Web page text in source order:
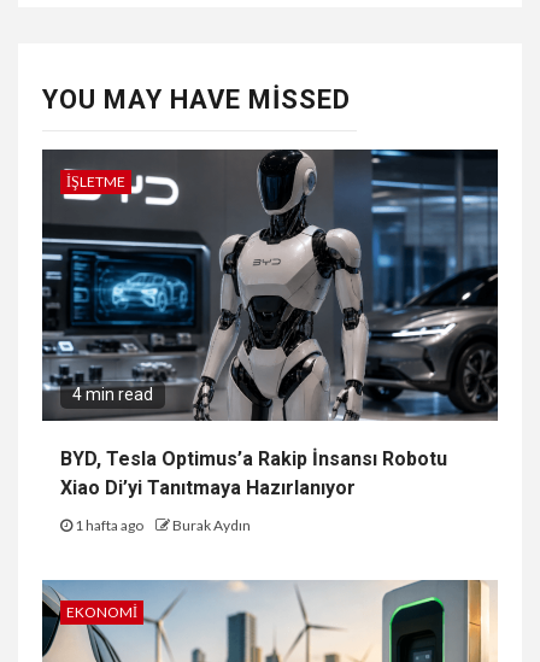
YOU MAY HAVE MISSED
İŞLETME
4 min read
BYD, Tesla Optimus’a Rakip İnsansı Robotu
Xiao Di’yi Tanıtmaya Hazırlanıyor
1 hafta ago Burak Aydın
EKONOMI